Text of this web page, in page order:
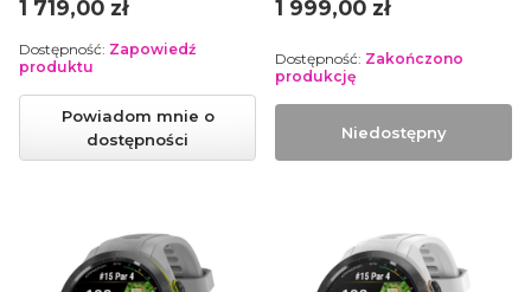
Cena
1 719,00 zł
Powiadom mnie o
dostępności
Dostępność: Zapowiedź
produktu
Cena
1 999,00 zł
Niedostępny
Dostępność: Zakończono
produkcję